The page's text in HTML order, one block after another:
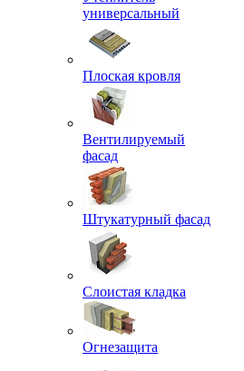
универсальный
Плоская кровля
Вентилируемый
фасад
Штукатурный фасад
Слоистая кладка
Огнезащита